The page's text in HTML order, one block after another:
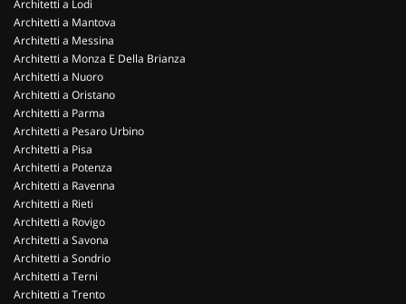
Architetti a Lodi
Architetti a Mantova
Architetti a Messina
Architetti a Monza E Della Brianza
Architetti a Nuoro
Architetti a Oristano
Architetti a Parma
Architetti a Pesaro Urbino
Architetti a Pisa
Architetti a Potenza
Architetti a Ravenna
Architetti a Rieti
Architetti a Rovigo
Architetti a Savona
Architetti a Sondrio
Architetti a Terni
Architetti a Trento